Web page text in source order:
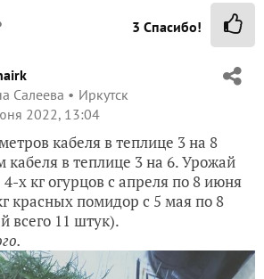
3 Спасибо!
Салеева
Иркутск
2022, 13:04
кабеля в теплице 3 на 8
кабеля в теплице 3 на 6. Урожай
х кг огурцов с апреля по 8 июня
красных помидор с 5 мая по 8
всего 11 штук).